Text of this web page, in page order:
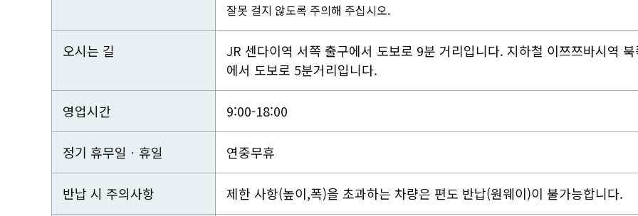
잘못 걸지 않도록 주의해 주십시오.
오시는 길
JR 센다이역 서쪽 출구에서 도보로 9분 거리입니다. 지하철 이쯔쯔바시역
에서 도보로 5분거리입니다.
영업시간 9:00-18:00
정기 휴무일ㆍ휴일 연중무휴
반납 시 주의사항 제한 사항(높이,폭)을 초과하는 차량은 편도 반납(원웨이)이 불가능합니다.